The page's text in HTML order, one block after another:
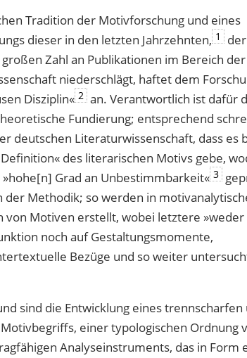
Tradition der Motivforschung und eines
dieser in den letzten Jahrzehnten, 1
Zahl an Publikationen im Bereich
niederschlägt, haftet dem
Disziplin« 2 an. Verantwortlich ist dafür
Fundierung; entsprechend
deutschen Literaturwissenschaft, dass es
des literarischen Motivs gebe,
Grad an Unbestimmbarkeit« 3
Methodik; so werden in
von Motiven erstellt, wobei letztere
noch auf Gestaltungsmomente,
Bezüge und so weiter
sind die Entwicklung eines trennscharfen
einer typologischen Ordnung
Analyseinstruments, das in Form